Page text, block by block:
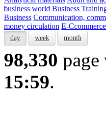
business world Business
Business Communication,
money circulation E-Ccommerce
day week month
98,330 page
15:59.